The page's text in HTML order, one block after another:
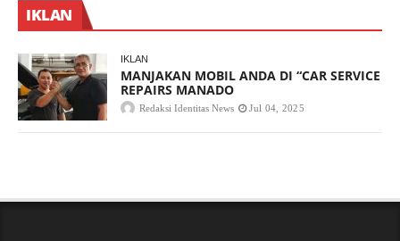
IKLAN
IKLAN
MANJAKAN MOBIL ANDA DI “CAR SERVICE
REPAIRS MANADO
Redaksi Identitas News Jul 04, 2025